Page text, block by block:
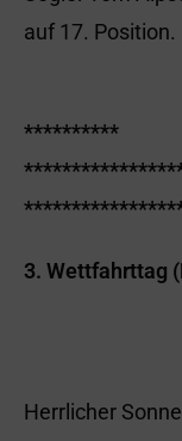
auf 17. Position.
**********
3. Wettfahrttag
Herrlicher